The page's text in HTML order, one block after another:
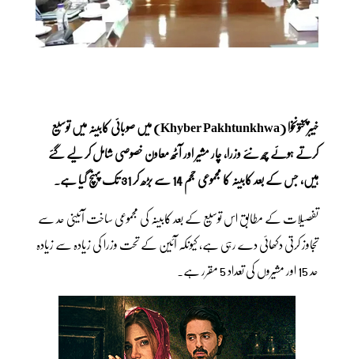
خیبرپختونخوا (Khyber Pakhtunkhwa) میں صوبائی کابینہ میں توسیع
کرتے ہوئے چھ نئے وزرا، چار مشیر اور آٹھ معاون خصوصی شامل کر لیے گئے
ہیں، جس کے بعد کابینہ کا مجموعی حجم 14 سے بڑھ کر 31 تک پہنچ گیا ہے۔
تفصیلات کے مطابق اس توسیع کے بعد کابینہ کی مجموعی ساخت آئینی حد سے
تجاوز کرتی دکھائی دے رہی ہے، کیونکہ آئین کے تحت وزرا کی زیادہ سے زیادہ
حد 15 اور مشیروں کی تعداد 5 مقرر ہے۔